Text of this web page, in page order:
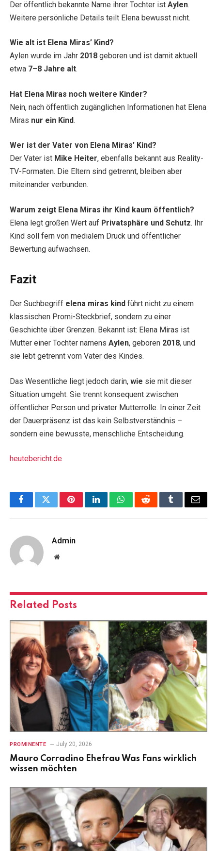
Der öffentlich bekannte Name ihrer Tochter ist Aylen.
Weitere persönliche Details teilt Elena bewusst nicht.
Wie alt ist Elena Miras’ Kind?
Aylen wurde im Jahr 2018 geboren und ist damit aktuell
etwa 7–8 Jahre alt.
Hat Elena Miras noch weitere Kinder?
Nein, nach öffentlich zugänglichen Informationen hat Elena
Miras nur ein Kind.
Wer ist der Vater von Elena Miras’ Kind?
Der Vater ist Mike Heiter, ebenfalls bekannt aus Reality-
TV-Formaten. Die Eltern sind getrennt, bleiben aber
miteinander verbunden.
Warum zeigt Elena Miras ihr Kind kaum öffentlich?
Elena legt großen Wert auf Privatsphäre und Schutz. Ihr
Kind soll fern von medialem Druck und öffentlicher
Bewertung aufwachsen.
Fazit
Der Suchbegriff elena miras kind führt nicht zu einem
klassischen Promi-Steckbrief, sondern zu einer
Geschichte über Grenzen. Bekannt ist: Elena Miras ist
Mutter einer Tochter namens Aylen, geboren 2018, und
sie lebt getrennt vom Vater des Kindes.
Das Wesentliche liegt jedoch darin, wie sie mit dieser
Situation umgeht. Sie trennt konsequent zwischen
öffentlicher Person und privater Mutterrolle. In einer Zeit
der Dauerpräsenz ist das kein Selbstverständnis –
sondern eine bewusste, menschliche Entscheidung.
heutebericht.de
FacebookTwitterPinterestLinkedInWhatsAppRedditTumblrEmail
Admin
Website
Related Posts
PROMINENTE July 20, 2026
Mauro Corradino Ehefrau Was Fans wirklich
wissen möchten